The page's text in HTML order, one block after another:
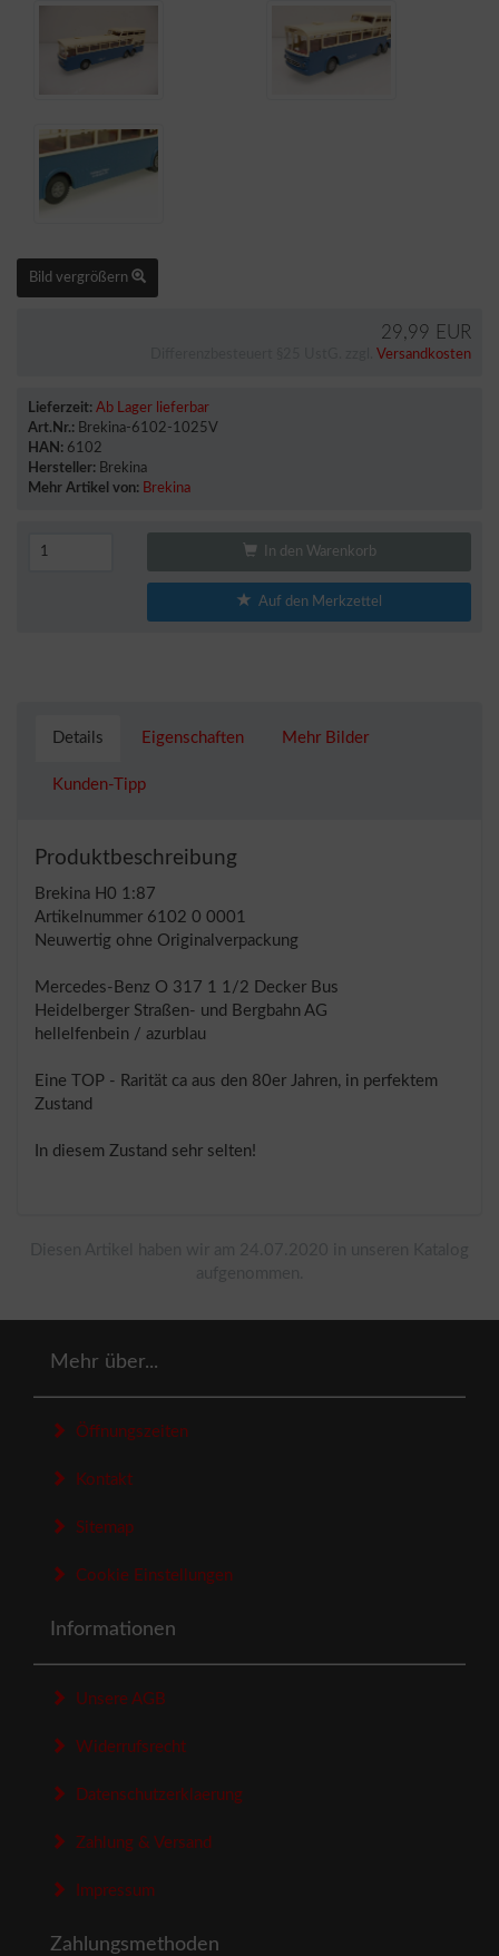
Bild vergrößern
29,99 EUR
Versandkosten
Lieferzeit: Ab Lager lieferbar
Art.Nr.: Brekina-6102-1025V
HAN: 6102
Hersteller: Brekina
Mehr Artikel von: Brekina
In den Warenkorb
Auf den Merkzettel
Details Eigenschaften Mehr Bilder
Kunden-Tipp
Produktbeschreibung
Brekina H0 1:87
Artikelnummer 6102 0 0001
Neuwertig ohne Originalverpackung
Mercedes-Benz O 317 1 1/2 Decker Bus
Heidelberger Straßen- und Bergbahn AG
hellelfenbein / azurblau
Eine TOP - Rarität ca aus den 80er Jahren, in perfektem
Zustand
In diesem Zustand sehr selten!
Mehr über...
Öffnungszeiten
Kontakt
Sitemap
Cookie Einstellungen
Informationen
Unsere AGB
Widerrufsrecht
Datenschutzerklaerung
Zahlung & Versand
Impressum
Zahlungsmethoden